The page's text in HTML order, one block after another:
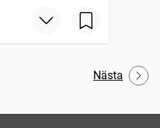
Nästa